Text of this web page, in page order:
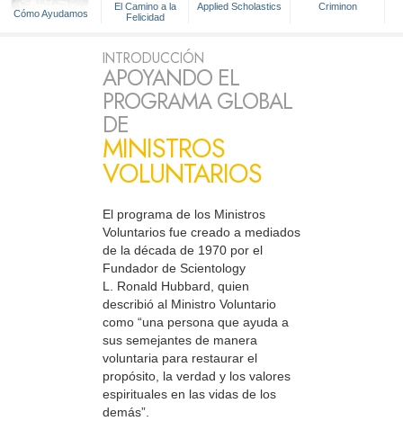
Cómo Ayudamos
El Camino a la
Felicidad
Applied Scholastics Criminon
INTRODUCCIÓN
APOYANDO EL
PROGRAMA GLOBAL
DE
MINISTROS
VOLUNTARIOS
El programa de los Ministros
Voluntarios fue creado a mediados
de la década de 1970 por el
Fundador de Scientology
L. Ronald Hubbard, quien
describió al Ministro Voluntario
como “una persona que ayuda a
sus semejantes de manera
voluntaria para restaurar el
propósito, la verdad y los valores
espirituales en las vidas de los
demás”.